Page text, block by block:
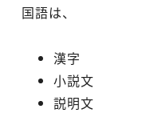
国語は、
漢字
小説文
説明文